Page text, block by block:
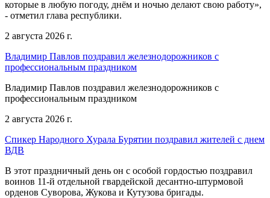
которые в любую погоду, днём и ночью делают свою работу»,
- отметил глава республики.
2 августа 2026 г.
Владимир Павлов поздравил железнодорожников с
профессиональным праздником
Владимир Павлов поздравил железнодорожников с
профессиональным праздником
2 августа 2026 г.
Спикер Народного Хурала Бурятии поздравил жителей с днем
ВДВ
В этот праздничный день он с особой гордостью поздравил
воинов 11-й отдельной гвардейской десантно-штурмовой
орденов Суворова, Жукова и Кутузова бригады.